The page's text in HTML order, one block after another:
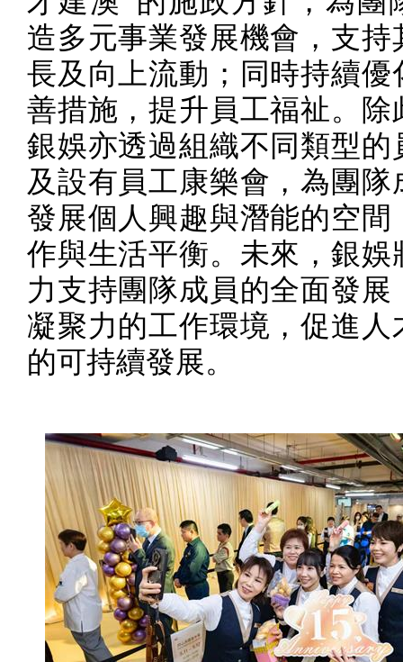
造多元事業發展機會，支持
長及向上流動；同時持續優
善措施，提升員工福祉。除
銀娛亦透過組織不同類型的
及設有員工康樂會，為團隊
發展個人興趣與潛能的空間
作與生活平衡。未來，銀娛
力支持團隊成員的全面發展
凝聚力的工作環境，促進人
的可持續發展。